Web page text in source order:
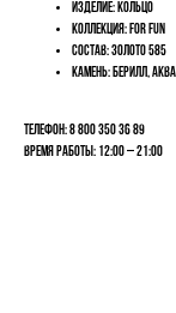
Изделие: Кольцо
Коллекция: FOR FUN
Состав: Золото 585
Камень: Берилл,
Телефон: 8 800 350 36 89
Время работы: 12:00 – 21:00